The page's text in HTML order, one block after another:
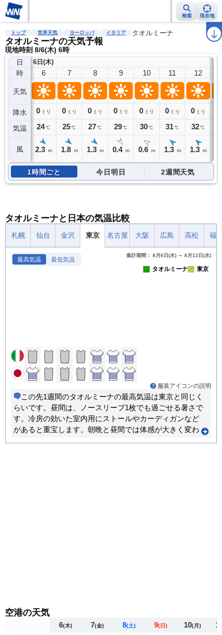
検索 現在地
雨雲レーダー 台風情報 地震情報 警報・注意報 ラ
トップ 世界天気 ヨーロッパ イタリア タオルミーナ
タオルミーナの天気予報
現地時刻 8/6(木) 6時
日
時
天気
降水
気温
風
6日(木)
6
0 ミリ
24℃
2.3 m
7
0 ミリ
25℃
1.8 m
8
0 ミリ
27℃
1.3 m
9
0 ミリ
29℃
0.4 m
10
0 ミリ
30℃
0.6 m
11
0 ミリ
31℃
1.3 m
12
0 ミリ
32℃
1.3 m
1時間ごと 今日明日 2週間天気
タオルミーナと日本の気温比較
札幌 仙台 金沢 東京 名古屋 大阪 広島 高松 福
最高気温 最低気温
集計期間： 8月6日(木) ～ 8月12日(水)
タオルミーナ 東京
服装アイコンの説明
この先1週間のタオルミーナの最高気温は東京と同じく
らいです。昼間は、ノースリーブ1枚でも過ごせる暑さで
す。冷房の効いた室内用にストールやカーディガンなど
があると重宝します。朝晩と昼間では体感が大きく変わ
空港の天気
6(木) 7(金) 8(土) 9(日) 10(月)